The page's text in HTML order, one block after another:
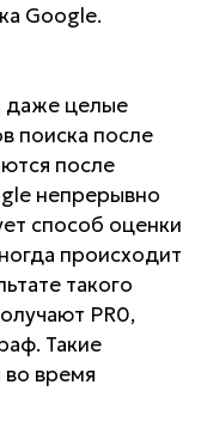
Google.
даже целые
поиска после
после
непрерывно
способ оценки
происходит
такого
PR0,
Такие
время